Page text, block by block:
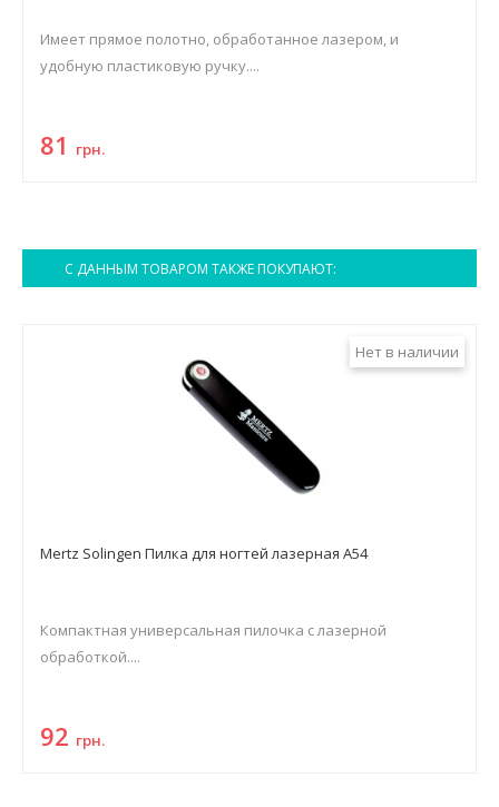
Имеет прямое полотно, обработанное лазером, и
удобную пластиковую ручку....
81 грн.
С ДАННЫМ ТОВАРОМ ТАКЖЕ ПОКУПАЮТ:
Нет в наличии
Mertz Solingen Пилка для ногтей лазерная A54
Компактная универсальная пилочка с лазерной
обработкой....
92 грн.